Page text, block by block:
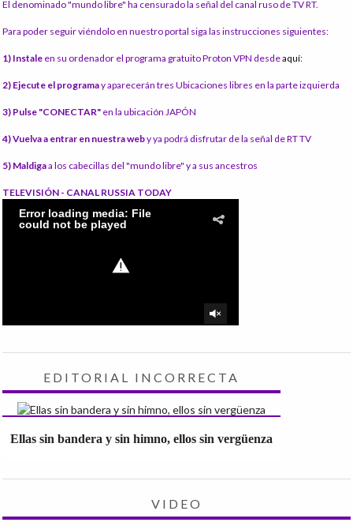
El denominado "mundo libre" ha censurado la señal del canal ruso de TV RT.
Para poder seguir viéndolo en nuestro portal siga las instrucciones siguientes:
1) Instale en su ordenador el programa gratuito Proton VPN desdeaquí:
2) Ejecute el programay aparecerán tres Ubicaciones libres en la parte izquierda
3) Pulse "CONECTAR" en la ubicación JAPÓN
4) Vuelva a entrar en nuestra weby ya podrá disfrutar de la señal de RT TV
5) Maldigaa los cabecillas del "mundo libre" y a sus ancestros
TELEVISIÓN - CANAL RUSSIA TODAY
EDITORIAL INCORRECTA
Ellas sin bandera y sin himno, ellos sin vergüenza
VIDEO